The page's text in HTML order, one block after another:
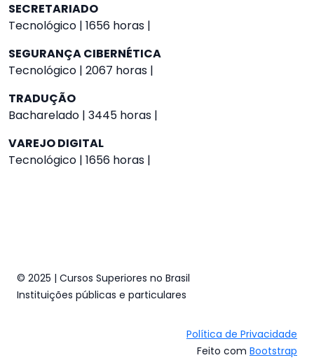
SECRETARIADO
Tecnológico | 1656 horas |
SEGURANÇA CIBERNÉTICA
Tecnológico | 2067 horas |
TRADUÇÃO
Bacharelado | 3445 horas |
VAREJO DIGITAL
Tecnológico | 1656 horas |
© 2025 | Cursos Superiores no Brasil
Instituições públicas e particulares
Política de Privacidade
Feito com Bootstrap